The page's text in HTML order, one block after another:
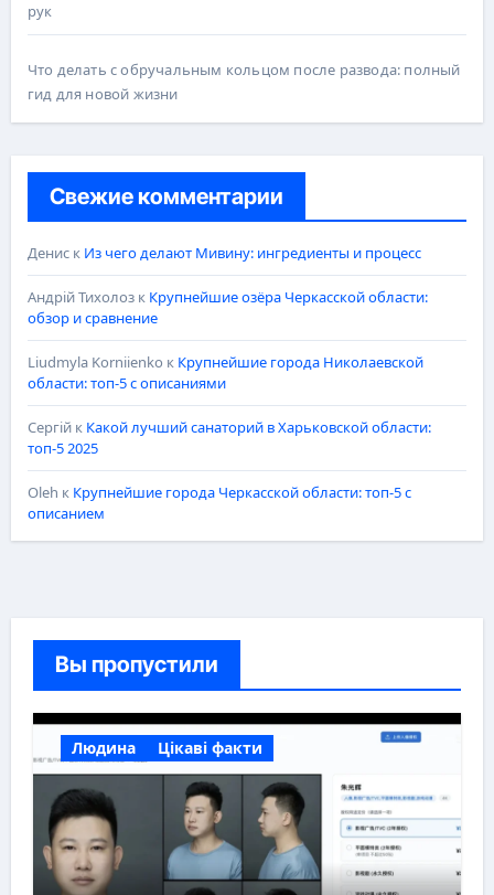
рук
Что делать с обручальным кольцом после развода: полный
гид для новой жизни
Свежие комментарии
Дениск Из чего делают Мивину: ингредиенты и процесс
Андрій Тихолозк Крупнейшие озёра Черкасской области:
обзор и сравнение
Liudmyla Korniienko к Крупнейшие города Николаевской
области: топ-5 с описаниями
Сергійк Какой лучший санаторий в Харьковской области:
топ-5 2025
Oleh к Крупнейшие города Черкасской области: топ-5 с
описанием
Вы пропустили
Людина Цікаві факти